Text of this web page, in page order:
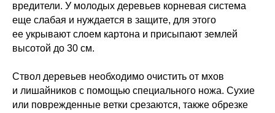
вредители. У молодых деревьев корневая система
еще слабая и нуждается в защите, для этого
ее укрывают слоем картона и присыпают землей
высотой до 30 см.
Ствол деревьев необходимо очистить от мхов
и лишайников с помощью специального ножа. Сухие
или поврежденные ветки срезаются, также обрезке